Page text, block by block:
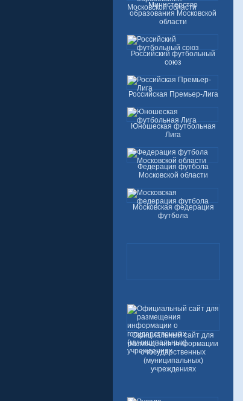
Министерство
образования Московской
области
Российский футбольный
союз
Российская Премьер-Лига
Юношеская футбольная
Лига
Федерация футбола
Московской области
Московская федерация
футбола
Официальный сайт для
размещения информации
о государственных
(муниципальных)
учреждениях